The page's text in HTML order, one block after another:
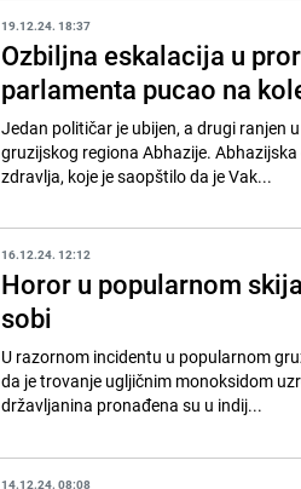
19.12.24. 18:37
Ozbiljna eskalacija u
parlamenta pucao na
Jedan političar je ubijen, a drugi ranjen
gruzijskog regiona Abhazije.
zdravlja, koje je saopštilo da je Vak...
16.12.24. 12:12
Horor u popularnom
sobi
U razornom incidentu u popularnom
da je trovanje ugljičnim monoksidom
državljanina pronađena su u indij...
14.12.24. 08:08